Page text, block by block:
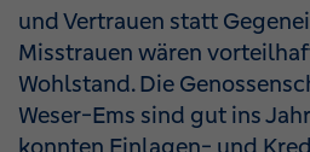
und Vertrauen statt
Misstrauen wären
Wohlstand. Die
Weser-Ems sind gut ins